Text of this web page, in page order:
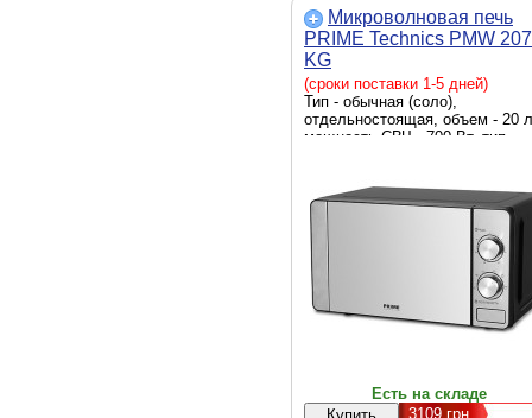
Микроволновая печь
PRIME Technics PMW
KG
(сроки поставки 1-5 дней)
Тип - обычная (соло),
отдельностоящая, объем - 20
мощность СВЧ - 700 Вт, тип
блокировка работы при
дверце, диаметр поворотного
поддона - 245 мм, подсветка
камеры, таймер, Ширина - 45.2
см, Глубина - 34 см, Высота -
см, вес - 10.5 кг, серебристый
Есть на складе
3109 грн